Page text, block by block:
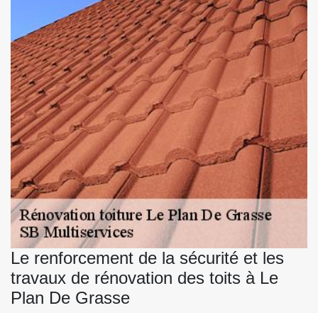
Le renforcement de la sécurité et les
travaux de rénovation des toits à Le
Plan De Grasse